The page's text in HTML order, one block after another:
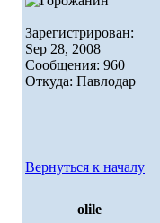
Зарегистрирован:
Sep 28, 2008
Сообщения: 960
Откуда: Павлодар
Вернуться к началу
olile